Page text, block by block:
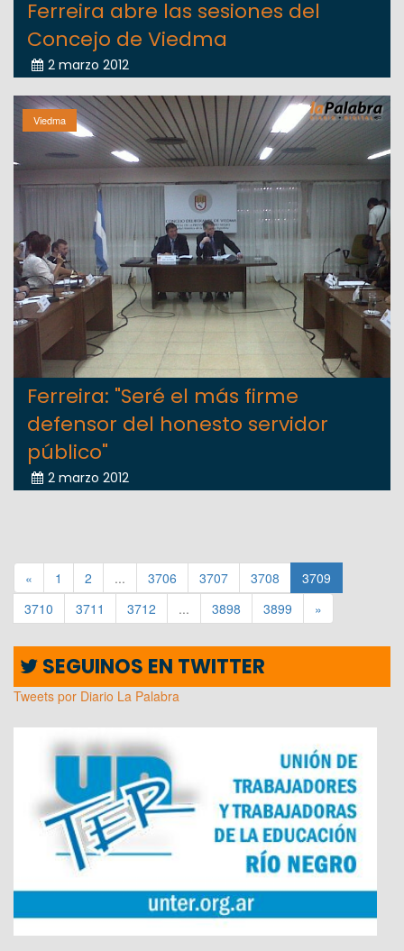
Ferreira abre las sesiones del
Concejo de Viedma
2 marzo 2012
Viedma
Ferreira: "Seré el más firme
defensor del honesto servidor
público"
2 marzo 2012
« 1 2 ... 3706 3707 3708
3709
3710
3711 3712 ... 3898 3899 »
SEGUINOS EN TWITTER
Tweets por Diario La Palabra